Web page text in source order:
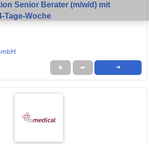
Senior Berater (m/w/d) mit
Tage-Woche
★ ➦ ➜